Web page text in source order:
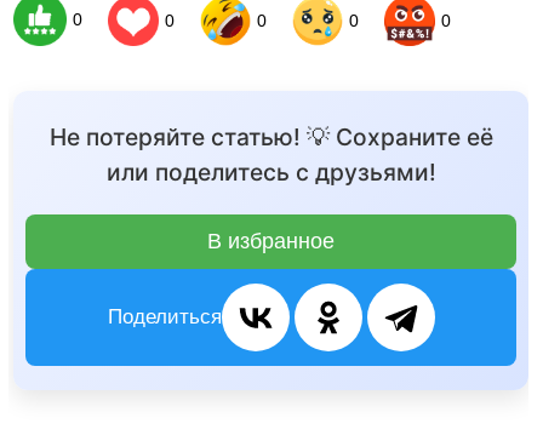
0 0 0 0 0
Не потеряйте статью! 💡 Сохраните её
или поделитесь с друзьями!
В избранное
Поделиться